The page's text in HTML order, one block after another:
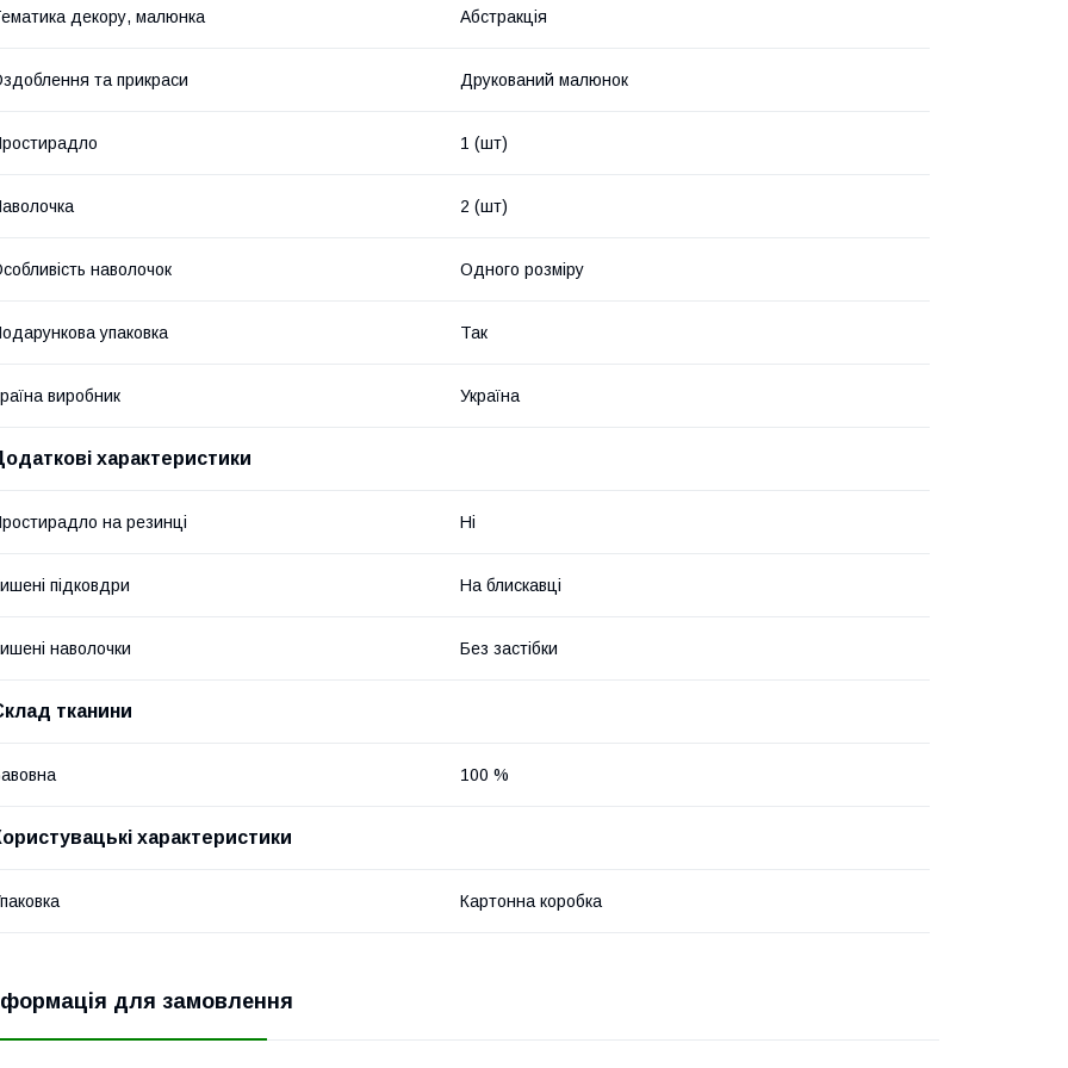
декору, малюнка Абстракція
та прикраси Друкований малюнок
1 (шт)
2 (шт)
наволочок Одного розміру
упаковка Так
виробник Україна
характеристики
на резинці Ні
підковдри На блискавці
наволочки Без застібки
тканини
100 %
характеристики
Картонна коробка
для замовлення